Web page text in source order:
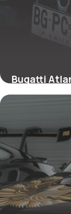
Bugatti
Automobile